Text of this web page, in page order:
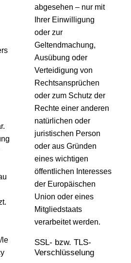
le
abgesehen – nur mit
Ihrer Einwilligung
oder zur
Geltendmachung,
Ausübung oder
Verteidigung von
Rechtsansprüchen
oder zum Schutz der
Rechte einer anderen
natürlichen oder
juristischen Person
oder aus Gründen
eines wichtigen
öffentlichen Interesses
der Europäischen
Union oder eines
Mitgliedstaats
verarbeitet werden.
SSL- bzw. TLS-
Verschlüsselung